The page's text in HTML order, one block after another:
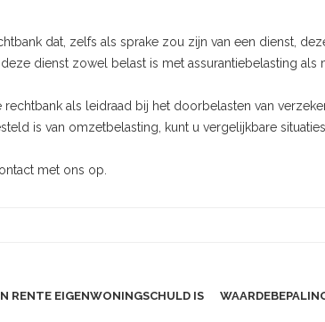
dat, zelfs als sprake zou zijn van een dienst,
dienst zowel belast is met assurantiebelasting als
als leidraad bij het doorbelasten van
is van omzetbelasting, kunt u vergelijkbare
met ons op.
RENTE EIGENWONINGSCHULD IS